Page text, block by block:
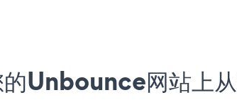
Unbounce网站上